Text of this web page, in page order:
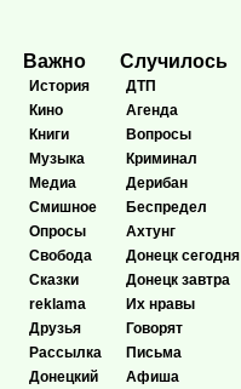
Важно
История
Кино
Книги
Музыка
Медиа
Смишное
Опросы
Свобода
Сказки
reklama
Друзья
Рассылка
Донецкий
Случилось
ДТП
Агенда
Вопросы
Криминал
Дерибан
Беспредел
Ахтунг
Донецк сегодня
Донецк завтра
Их нравы
Говорят
Письма
Афиша